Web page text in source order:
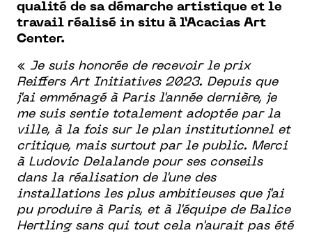
qualité de sa démarche artistique et le
travail réalisé in situ à l’Acacias Art
Center.
« Je suis honorée de recevoir le prix
Reiffers Art Initiatives 2023. Depuis que
j'ai emménagé à Paris l'année dernière, je
me suis sentie totalement adoptée par la
ville, à la fois sur le plan institutionnel et
critique, mais surtout par le public. Merci
à Ludovic Delalande pour ses conseils
dans la réalisation de l'une des
installations les plus ambitieuses que j'ai
pu produire à Paris, et à l'équipe de Balice
Hertling sans qui tout cela n'aurait pas été